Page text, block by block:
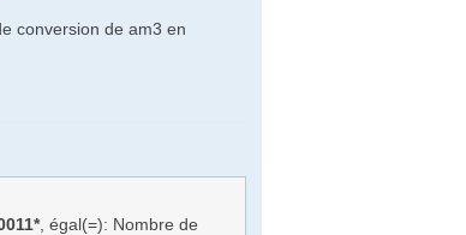
conversion de am3 en
, égal(=): Nombre de